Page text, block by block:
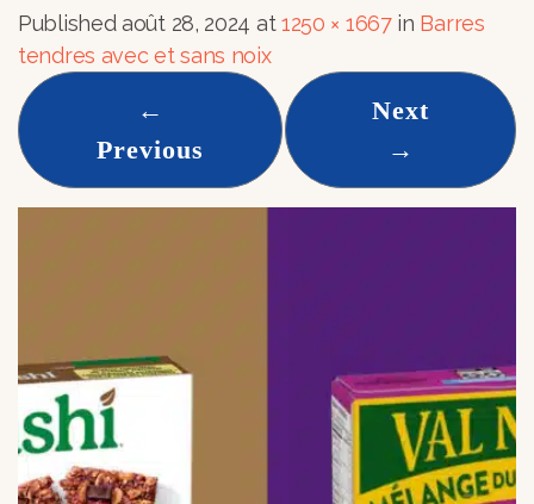
Publishedaoût 28, 2024 at1250 × 1667in Barres
tendres avec et sans noix
←
Previous
Next
→